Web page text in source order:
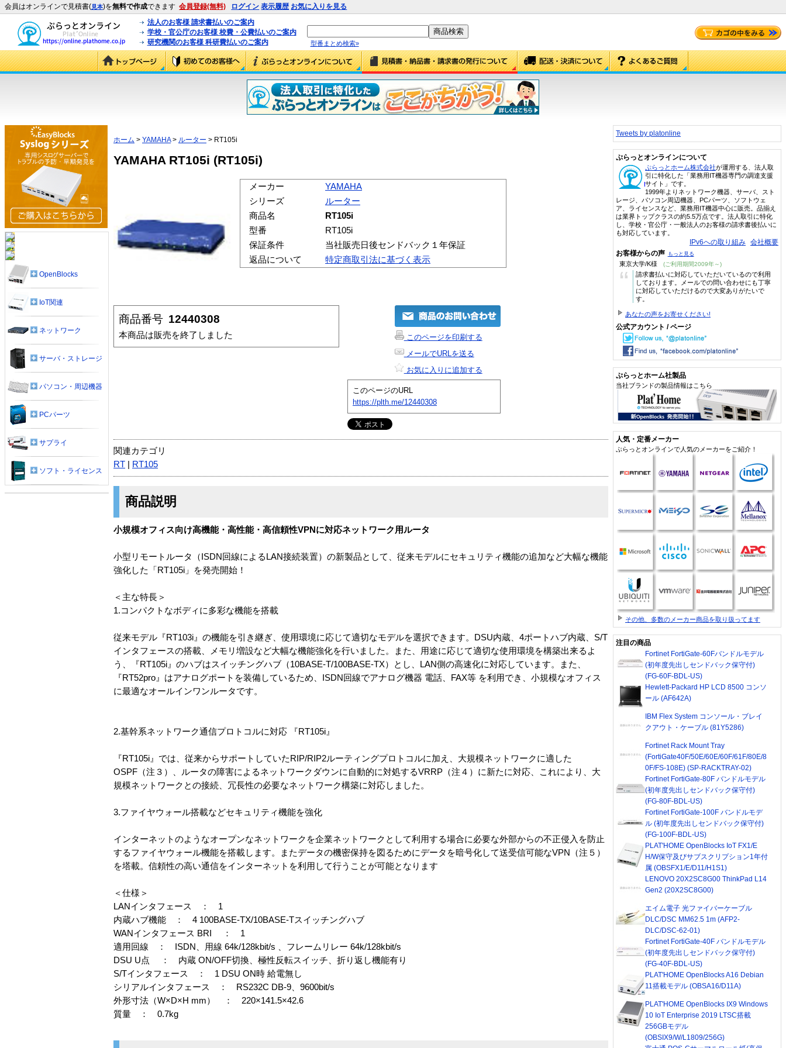
会員はオンラインで見積書(見本)を無料で作成できます 会員登録(無料) ログイン 表示履歴 お気に入りを見る
法人のお客様 請求書払いのご案内
学校・官公庁のお客様 校費・公費払いのご案内
研究機関のお客様 科研費払いのご案内
型番まとめ検索»
ホーム > YAMAHA> ルーター > RT105i
YAMAHA RT105i (RT105i)
メーカー
YAMAHA
シリーズ
ルーター
商品名
RT105i
型番
RT105i
保証条件
当社販売日後センドバック１年保証
返品について
特定商取引法に基づく表示
商品番号 12440308
本商品は販売を終了しました
このページを印刷する
メールでURLを送る
お気に入りに追加する
このページのURL
https://plth.me/12440308
関連カテゴリ
RT
RT105
商品説明
小規模オフィス向け高機能・高性能・高信頼性VPNに対応ネットワーク用ルータ
小型リモートルータ（ISDN回線によるLAN接続装置）の新製品として、従来モデルにセキュリティ機能の追加など大幅な機能
強化した「RT105i」を発売開始！
＜主な特長＞
1.コンパクトなボディに多彩な機能を搭載
従来モデル『RT103i』の機能を引き継ぎ、使用環境に応じて適切なモデルを選択できます。DSU内蔵、4ポートハブ内蔵、S/T
インタフェースの搭載、メモリ増設など大幅な機能強化を行いました。また、用途に応じて適切な使用環境を構築出来るよ
う、『RT105i』のハブはスイッチングハブ（10BASE-T/100BASE-TX）とし、LAN側の高速化に対応しています。また、
『RT52pro』はアナログポートを装備しているため、ISDN回線でアナログ機器 電話、FAX等 を利用でき、小規模なオフィス
に最適なオールインワンルータです。
2.基幹系ネットワーク通信プロトコルに対応 『RT105i』
『RT105i』では、従来からサポートしていたRIP/RIP2ルーティングプロトコルに加え、大規模ネットワークに適した
OSPF（注３）、ルータの障害によるネットワークダウンに自動的に対処するVRRP（注４）に新たに対応、これにより、大
規模ネットワークとの接続、冗長性の必要なネットワーク構築に対応しました。
3.ファイヤウォール搭載などセキュリティ機能を強化
インターネットのようなオープンなネットワークを企業ネットワークとして利用する場合に必要な外部からの不正侵入を防止
するファイヤウォール機能を搭載します。またデータの機密保持を図るためにデータを暗号化して送受信可能なVPN（注５）
を塔載。信頼性の高い通信をインターネットを利用して行うことが可能となります
＜仕様＞
LANインタフェース ： 1
内蔵ハブ機能 ： 4 100BASE-TX/10BASE-Tスイッチングハブ
WANインタフェース BRI ： 1
適用回線 ： ISDN、用線 64k/128kbit/s 、フレームリレー 64k/128kbit/s
DSU U点 ： 内蔵 ON/OFF切換、極性反転スイッチ、折り返し機能有り
S/Tインタフェース ： 1 DSU ON時 給電無し
シリアルインタフェース ： RS232C DB-9、9600bit/s
外形寸法（W×D×H mm） ： 220×141.5×42.6
質量 ： 0.7kg
OpenBlocks
IoT関連
ネットワーク
サーバ・ストレージ
パソコン・周辺機器
PCパーツ
サプライ
ソフト・ライセンス
Tweets by platonline
ぷらっとオンラインについて
ぷらっとホーム株式会社が運用する、法人取
引に特化した「業務用IT機器専門の調達支援
サイト」です。
1999年よりネットワーク機器、サーバ、スト
レージ、パソコン周辺機器、PCパーツ、ソフトウェ
ア、ライセンスなど、業務用IT機器中心に販売。品揃え
は業界トップクラスの約5.5万点です。法人取引に特化
し、学校・官公庁・一般法人のお客様の請求書後払いに
も対応しています。
IPv6への取り組み 会社概要
お客様からの声 もっと見る
東京大学/K様 (ご利用期間2009年～)
“
請求書払いに対応していただいているので利用
しております。メールでの問い合わせにも丁寧
に対応していただけるので大変ありがたいで
す。
あなたの声をお寄せください!
公式アカウント / ページ
ぷらっとホーム社製品
当社ブランドの製品情報はこちら
人気・定番メーカー
ぷらっとオンラインで人気のメーカーをご紹介！
その他、多数のメーカー商品を取り扱ってます
注目の商品
Fortinet FortiGate-60Fバンドルモデル
(初年度先出しセンドバック保守付)
(FG-60F-BDL-US)
Hewlett-Packard HP LCD 8500 コンソ
ール (AF642A)
IBM Flex System コンソール・ブレイ
クアウト・ケーブル (81Y5286)
Fortinet Rack Mount Tray
(FortiGate40F/50E/60E/60F/61F/80E/8
0F/FS-108E) (SP-RACKTRAY-02)
Fortinet FortiGate-80F バンドルモデル
(初年度先出しセンドバック保守付)
(FG-80F-BDL-US)
Fortinet FortiGate-100F バンドルモデ
ル (初年度先出しセンドバック保守付)
(FG-100F-BDL-US)
PLAT'HOME OpenBlocks IoT FX1/E
H/W保守及びサブスクリプション1年付
属 (OBSFX1/E/D11/H1S1)
LENOVO 20X2SC8G00 ThinkPad L14
Gen2 (20X2SC8G00)
エイム電子 光ファイバーケーブル
DLC/DSC MM62.5 1m (AFP2-
DLC/DSC-62-01)
Fortinet FortiGate-40F バンドルモデル
(初年度先出しセンドバック保守付)
(FG-40F-BDL-US)
PLAT'HOME OpenBlocks A16 Debian
11搭載モデル (OBSA16/D11A)
PLAT'HOME OpenBlocks IX9 Windows
10 IoT Enterprise 2019 LTSC搭載
256GBモデル
(OBSIX9/W/L1809/256G)